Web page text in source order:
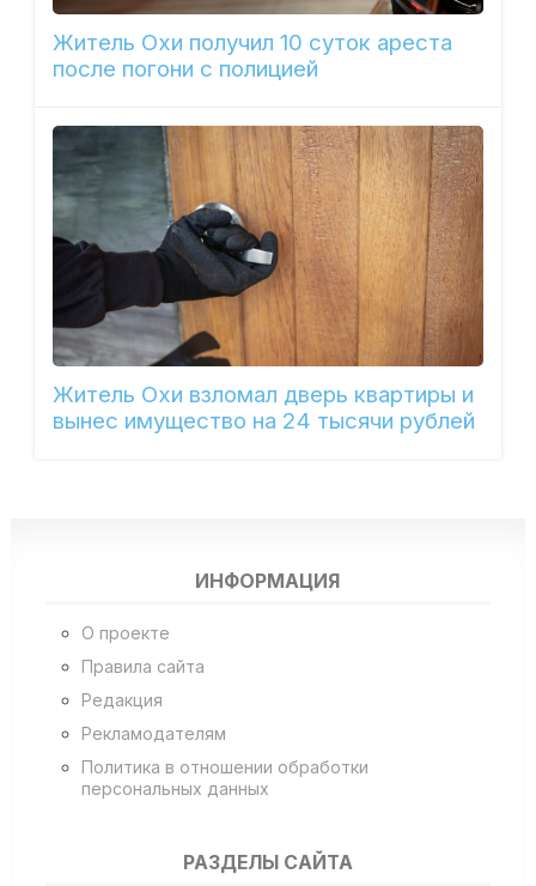
Житель Охи получил 10 суток ареста
после погони с полицией
Житель Охи взломал дверь квартиры и
вынес имущество на 24 тысячи рублей
ИНФОРМАЦИЯ
О проекте
Правила сайта
Редакция
Рекламодателям
Политика в отношении обработки
персональных данных
РАЗДЕЛЫ САЙТА